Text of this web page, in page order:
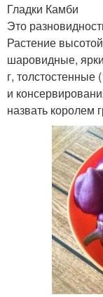
Гладки Камби
Это
Растение
шаровидные,
г,
и
назвать королем